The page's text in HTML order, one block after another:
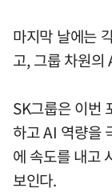
마지막 날에는
고, 그룹 차원의
SK그룹은 이번
하고 AI 역량을
에 속도를 내고
보인다.